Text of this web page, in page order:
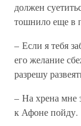
должен
тошнило еще в
– Если я тебя
его желание
разрешу
– На хрена мне
к Афоне пойду.